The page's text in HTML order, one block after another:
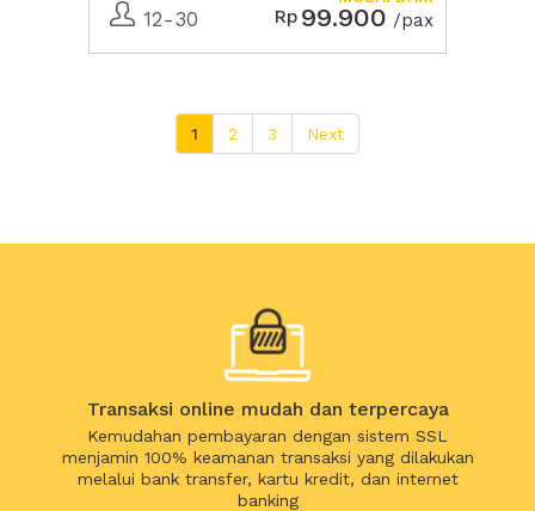
12-30 Rp 99.900 /pax
1 2 3 Next
Transaksi online mudah dan terpercaya
Kemudahan pembayaran dengan sistem SSL
menjamin 100% keamanan transaksi yang dilakukan
melalui bank transfer, kartu kredit, dan internet
banking